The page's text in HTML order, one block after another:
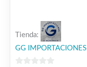
Tienda:
GG IMPORTACIONES